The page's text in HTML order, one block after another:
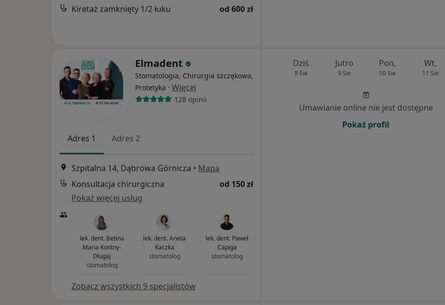
Kiretaż zamknięty 1/2 łuku od 600 zł
Elmadent
Stomatologia, Chirurgia szczękowa,
Protetyka · Więcej
128 opinii
Adres 1 Adres 2
Szpitalna 14, Dąbrowa Górnicza • Mapa
Konsultacja chirurgiczna
od 150 zł
Pokaż więcej usług
lek. dent. Betina
Maria Kontny-
Długaj
stomatolog
lek. dent. Aneta
Kaczka
stomatolog
lek. dent. Paweł
Capiga
stomatolog
Zobacz wszystkich 9 specjalistów
Dziś
8 Sie
Jutro
9 Sie
Pon,
10 Sie
Wt,
11 Sie
Umawianie online nie jest dostępne
Pokaż profil